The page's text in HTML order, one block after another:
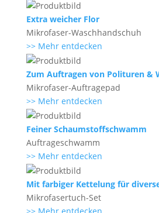
Extra weicher Flor
Mikrofaser-Waschhandschuh
>> Mehr entdecken
Zum Auftragen von Polituren &
Mikrofaser-Auftragepad
>> Mehr entdecken
Feiner Schaumstoffschwamm
Auftrageschwamm
>> Mehr entdecken
Mit farbiger Kettelung für
Mikrofasertuch-Set
>> Mehr entdecken